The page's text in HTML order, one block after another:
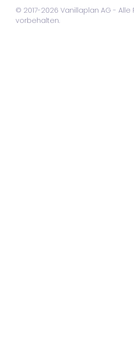
© 2017-2026 Vanillaplan AG - Alle
vorbehalten.